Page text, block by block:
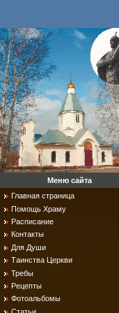
Меню сайта
Главная страница
Помощь Храму
Расписание
Контакты
Для Души
Таинства Церкви
Требы
Рецепты
Фотоальбомы